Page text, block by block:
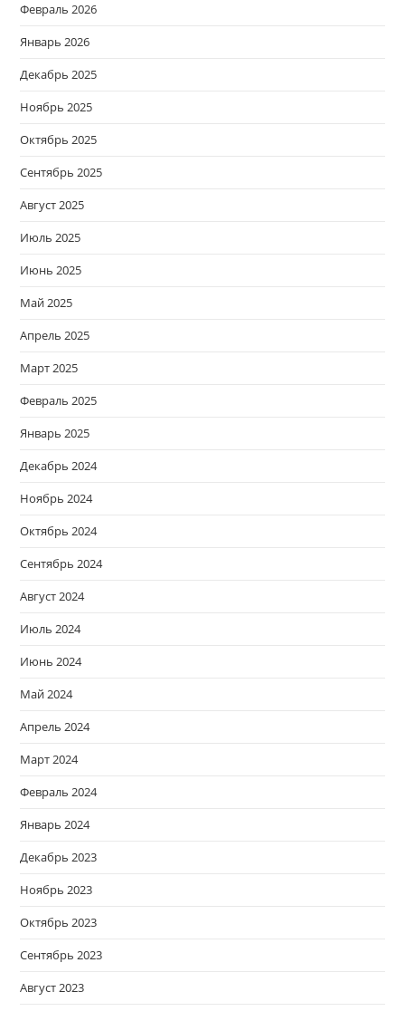
Февраль 2026
Январь 2026
Декабрь 2025
Ноябрь 2025
Октябрь 2025
Сентябрь 2025
Август 2025
Июль 2025
Июнь 2025
Май 2025
Апрель 2025
Март 2025
Февраль 2025
Январь 2025
Декабрь 2024
Ноябрь 2024
Октябрь 2024
Сентябрь 2024
Август 2024
Июль 2024
Июнь 2024
Май 2024
Апрель 2024
Март 2024
Февраль 2024
Январь 2024
Декабрь 2023
Ноябрь 2023
Октябрь 2023
Сентябрь 2023
Август 2023